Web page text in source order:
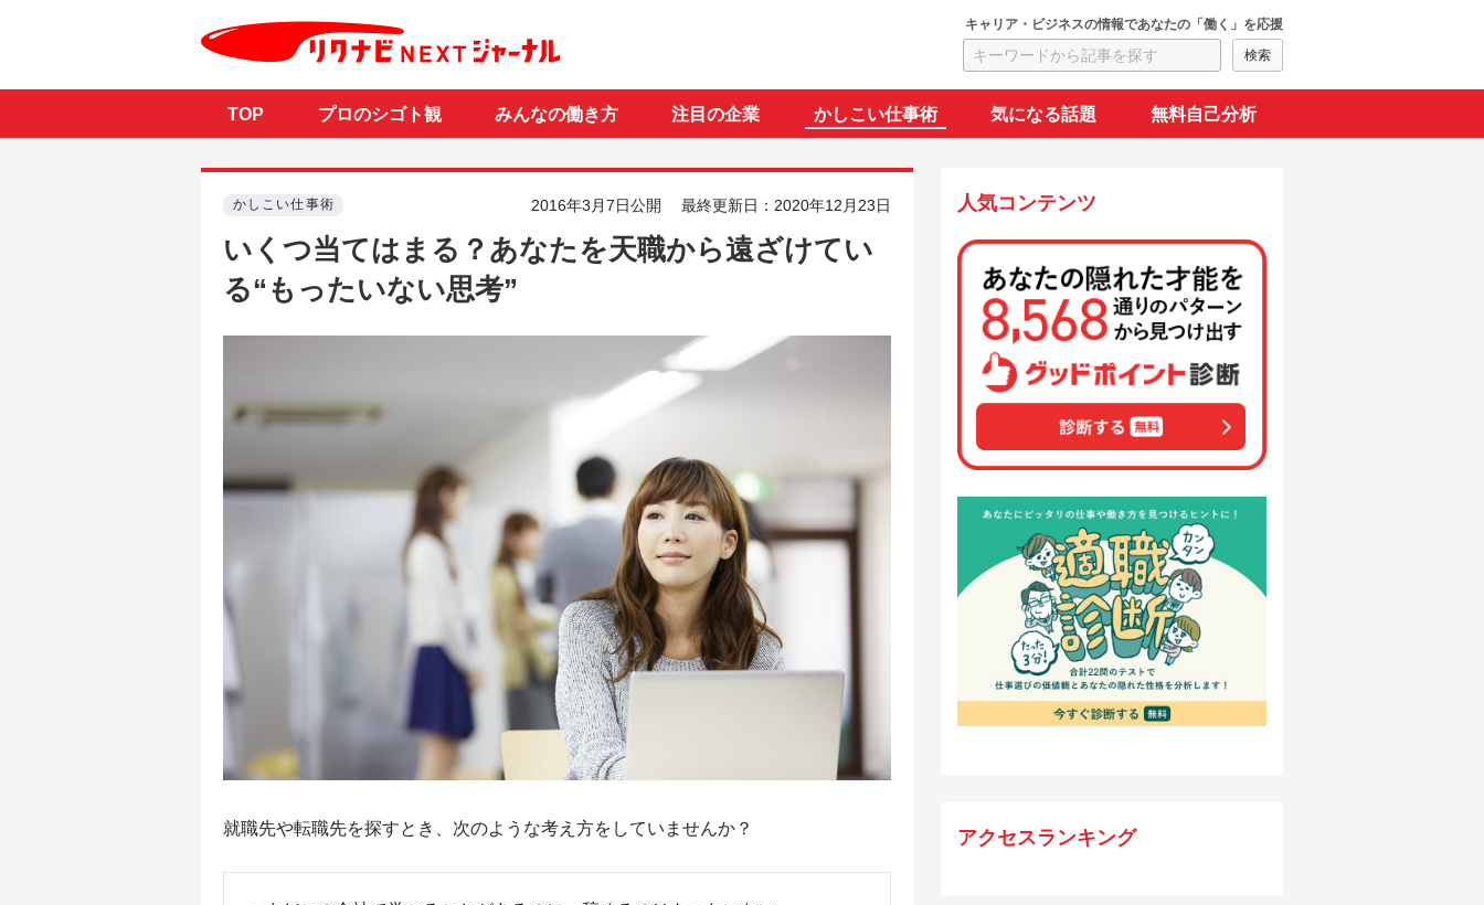
キャリア・ビジネスの情報であなたの「働く」を応援
TOP プロのシゴト観 みんなの働き方 注目の企業 かしこい仕事術 気になる話題 無料自己分析
かしこい仕事術 2016年3月7日公開 最終更新日：2020年12月23日
いくつ当てはまる？あなたを天職から遠ざけてい
る“もったいない思考”
就職先や転職先を探すとき、次のような考え方をしていませんか？
人気コンテンツ
アクセスランキング